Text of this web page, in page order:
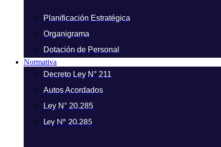
Planificación Estratégica
Organigrama
Dotación de Personal
Normativa
Decreto Ley N° 211
Autos Acordados
Ley N° 20.285
Ley N° 20.285